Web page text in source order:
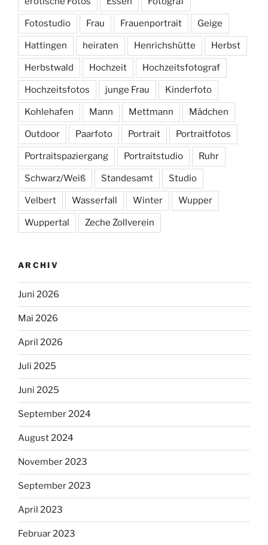
Fotostudio Frau Frauenportrait Geige
Hattingen heiraten Henrichshütte Herbst
Herbstwald Hochzeit Hochzeitsfotograf
Hochzeitsfotos junge Frau Kinderfoto
Kohlehafen Mann Mettmann Mädchen
Outdoor Paarfoto Portrait Portraitfotos
Portraitspaziergang Portraitstudio Ruhr
Schwarz/Weiß Standesamt Studio
Velbert Wasserfall Winter Wupper
Wuppertal Zeche Zollverein
ARCHIV
Juni 2026
Mai 2026
April 2026
Juli 2025
Juni 2025
September 2024
August 2024
November 2023
September 2023
April 2023
Februar 2023